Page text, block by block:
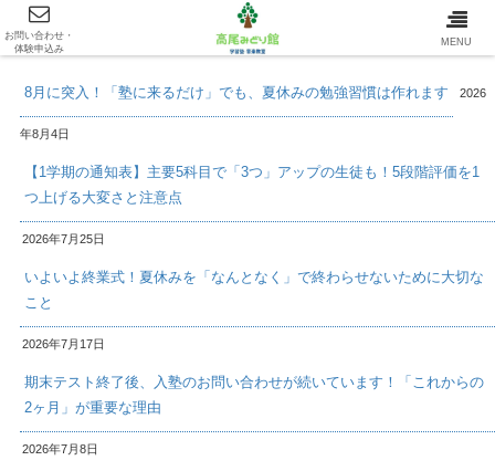
最新情報/INFOMATION
8月に突入！「塾に来るだけ」でも、夏休みの勉強習慣は作れます 2026
年8月4日
【1学期の通知表】主要5科目で「3つ」アップの生徒も！5段階評価を1
つ上げる大変さと注意点
2026年7月25日
いよいよ終業式！夏休みを「なんとなく」で終わらせないために大切な
こと
2026年7月17日
期末テスト終了後、入塾のお問い合わせが続いています！「これからの
2ヶ月」が重要な理由
2026年7月8日
お問い合わせ・
体験申込み
MENU